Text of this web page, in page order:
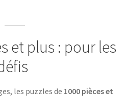
et plus : pour les
les puzzles de 1000 pièces et